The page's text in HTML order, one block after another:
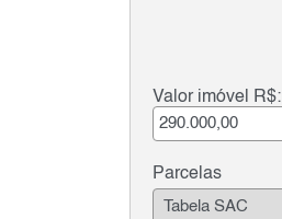
Valor imóvel R$:
Parcelas